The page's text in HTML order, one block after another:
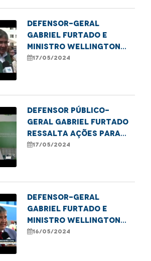
Estado
Defensor-geral
Gabriel Furtado e
ministro Wellington
Dias celebram Acordo
ações de registro
público no Estado
17/05/2024
Defensor público-
geral Gabriel Furtado
ressalta ações para
erradicação do sub-
17/05/2024
Defensor-geral
Gabriel Furtado e
Ministro Wellington
Dias destacam ações
16/05/2024